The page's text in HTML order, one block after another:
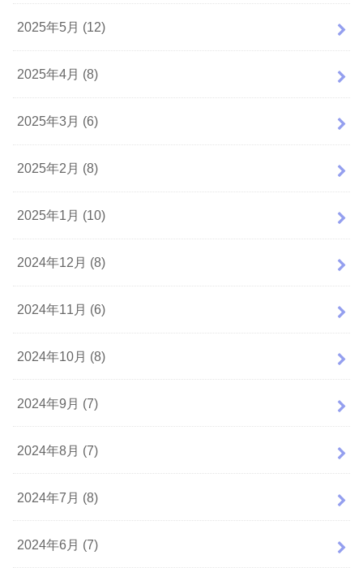
2025年5月 (12)
2025年4月 (8)
2025年3月 (6)
2025年2月 (8)
2025年1月 (10)
2024年12月 (8)
2024年11月 (6)
2024年10月 (8)
2024年9月 (7)
2024年8月 (7)
2024年7月 (8)
2024年6月 (7)